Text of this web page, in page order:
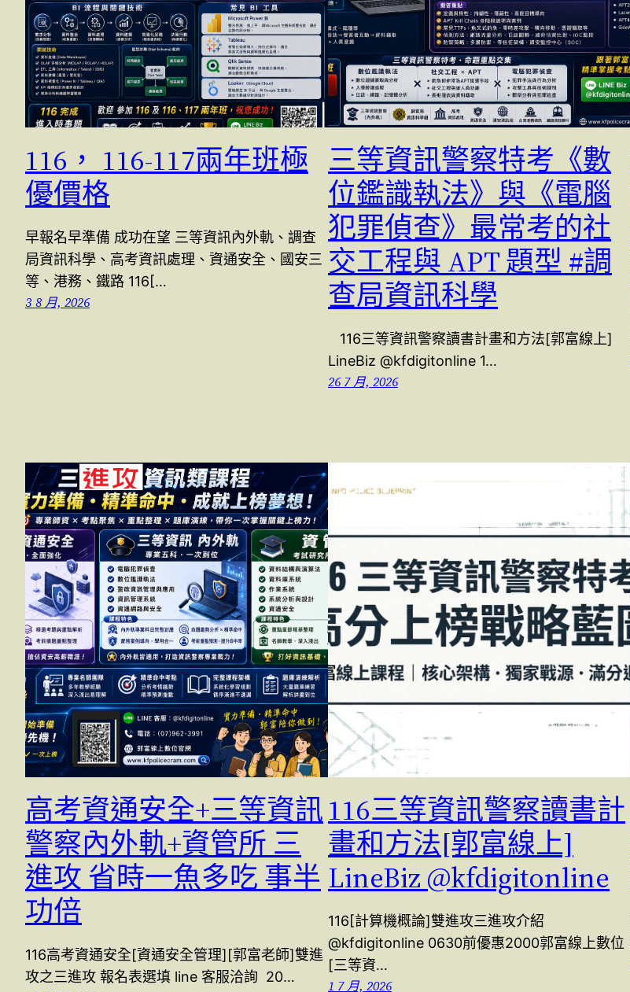
116， 116-117兩年班極
優價格
早報名早準備 成功在望 三等資訊內外軌、調查
局資訊科學、高考資訊處理、資通安全、國安三
等、港務、鐵路 116[…
3 8 月, 2026
三等資訊警察特考《數
位鑑識執法》與《電腦
犯罪偵查》最常考的社
交工程與 APT 題型 #調
查局資訊科學
116三等資訊警察讀書計畫和方法[郭富線上]
LineBiz @kfdigitonline 1…
26 7 月, 2026
高考資通安全+三等資訊
警察內外軌+資管所 三
進攻 省時一魚多吃 事半
功倍
116高考資通安全[資通安全管理][郭富老師]雙進
攻之三進攻 報名表選填 line 客服洽詢 20…
116三等資訊警察讀書計
畫和方法[郭富線上]
LineBiz @kfdigitonline
116[計算機概論]雙進攻三進攻介紹
@kfdigitonline 0630前優惠2000郭富線上數位
[三等資…
1 7 月, 2026